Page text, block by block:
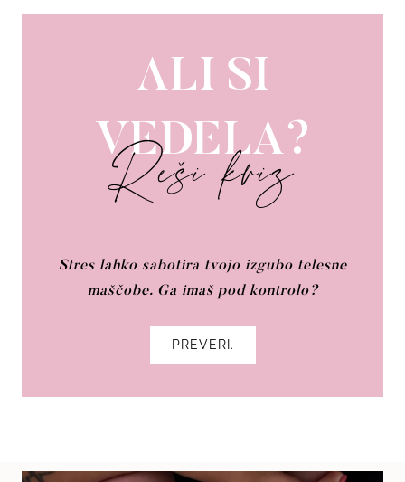
ALI SI
VEDELA?
Reši kviz
Stres lahko sabotira tvojo izgubo telesne
maščobe. Ga imaš pod kontrolo?
PREVERI.